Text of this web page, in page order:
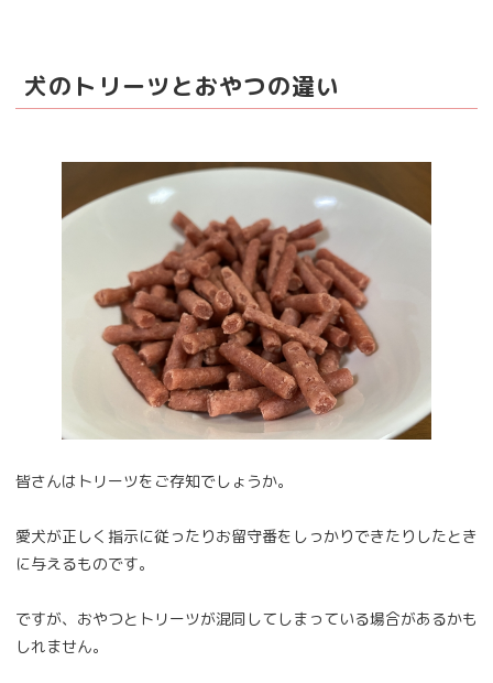
犬のトリーツとおやつの違い
皆さんはトリーツをご存知でしょうか。
愛犬が正しく指示に従ったりお留守番をしっかりできたりしたとき
に与えるものです。
ですが、おやつとトリーツが混同してしまっている場合があるかも
しれません。